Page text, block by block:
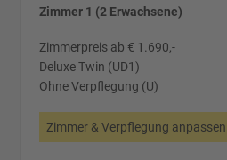
Zimmer 1 (2 Erwachsene)
Zimmerpreis ab € 1.690,-
Deluxe Twin (UD1)
Ohne Verpflegung (U)
Zimmer & Verpflegung anpassen